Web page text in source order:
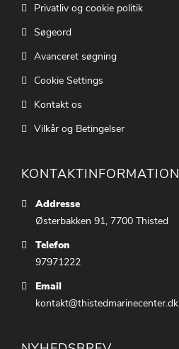
Privatliv og cookie politik
Søgeord
Avanceret søgning
Cookie Settings
Kontakt os
Vilkår og Betingelser
KONTAKTINFORMATION
Addresse
Østerbakken 91, 7700 Thisted
Telefon
97971222
Email
kontakt@thistedmarinecenter.dk